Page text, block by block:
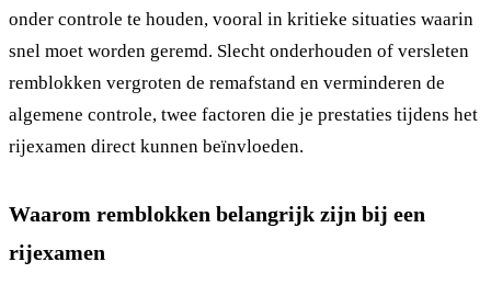
onder controle te houden, vooral in kritieke situaties waarin
snel moet worden geremd. Slecht onderhouden of versleten
remblokken vergroten de remafstand en verminderen de
algemene controle, twee factoren die je prestaties tijdens het
rijexamen direct kunnen beïnvloeden.
Waarom remblokken belangrijk zijn bij een
rijexamen